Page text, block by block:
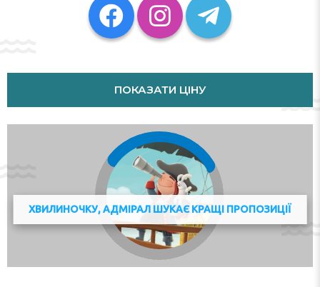
ПОКАЗАТИ ЦІНУ
ХВИЛИНОЧКУ, АДМІРАЛ ШУКАЄ КРАЩІ ПРОПОЗИЦІЇ